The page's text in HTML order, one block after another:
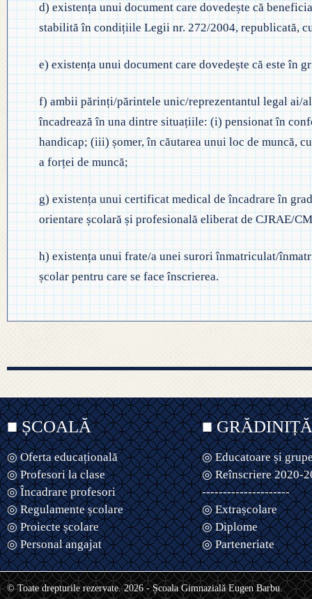
d) existența unui document care dovedește că
stabilită în condițiile Legii nr. 272/2004, republicată,
e) existența unui document care dovedește că este în
f) ambii părinți/părintele unic/reprezentantul legal ai/
încadrează în una dintre situațiile: (i) pensionat în
handicap; (iii) șomer, în căutarea unui loc de muncă,
a forței de muncă;
g) existența unui certificat medical de încadrare în
orientare școlară și profesională eliberat de CJRAE/
h) existența unui frate/a unei surori înmatriculat/
școlar pentru care se face înscrierea.
■ ȘCOALĂ
◎ Oferta educațională
◎ Profesori la clase
◎ Încadrare profesori
◎ Regulamente școlare
◎ Proiecte școlare
◎ Personal angajat
■ GRĂDINIȚĂ
◎ Educatoare și
◎ Reînscriere 2020-
---------------------
◎ Extrașcolare
◎ Diplome
◎ Parteneriate
© Toate drepturile rezervate. 2026 - Școala Gimnazială Eugen Barbu.